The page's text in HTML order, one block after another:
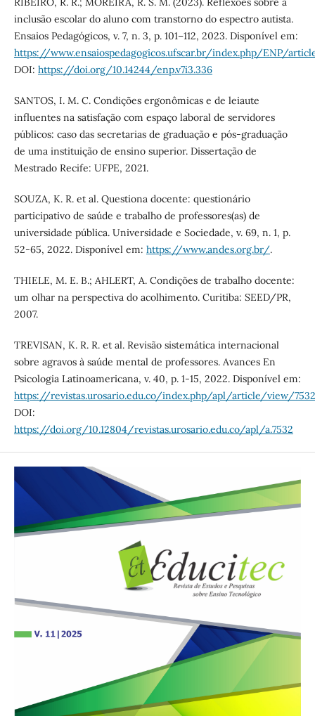
inclusão escolar do aluno com transtorno do espectro autista.
Ensaios Pedagógicos, v. 7, n. 3, p. 101–112, 2023. Disponível em:
https://www.ensaiospedagogicos.ufscar.br/index.php/ENP/
DOI: https://doi.org/10.14244/enp.v7i3.336
SANTOS, I. M. C. Condições ergonômicas e de leiaute
influentes na satisfação com espaço laboral de servidores
públicos: caso das secretarias de graduação e pós-graduação
de uma instituição de ensino superior. Dissertação de
Mestrado Recife: UFPE, 2021.
SOUZA, K. R. et al. Questiona docente: questionário
participativo de saúde e trabalho de professores(as) de
universidade pública. Universidade e Sociedade, v. 69, n. 1, p.
52-65, 2022. Disponível em: https://www.andes.org.br/.
THIELE, M. E. B.; AHLERT, A. Condições de trabalho docente:
um olhar na perspectiva do acolhimento. Curitiba: SEED/PR,
2007.
TREVISAN, K. R. R. et al. Revisão sistemática internacional
sobre agravos à saúde mental de professores. Avances En
Psicologia Latinoamericana, v. 40, p. 1-15, 2022. Disponível em:
https://revistas.urosario.edu.co/index.php/apl/article/view/7532
DOI:
https://doi.org/10.12804/revistas.urosario.edu.co/apl/a.7532